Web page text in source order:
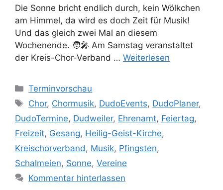
Die Sonne bricht endlich durch, kein Wölkchen
am Himmel, da wird es doch Zeit für Musik!
Und das gleich zwei Mal an diesem
Wochenende. 🧑‍🎤 Am Samstag veranstaltet
der Kreis-Chor-Verband … Weiterlesen
Kategorien
Terminvorschau
Schlagwörter
Chor, Chormusik, DudoEvents, DudoPlaner,
DudoTermine, Dudweiler, Ehrenamt, Feiertag,
Freizeit, Gesang, Heilig-Geist-Kirche,
Kreischorverband , Musik, Pfingsten,
Schalmeien, Sonne, Vereine
Kommentar hinterlassen